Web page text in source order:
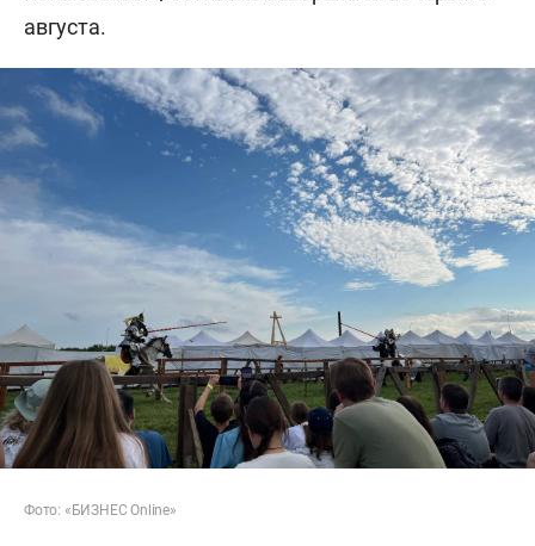
августа.
Фото: «БИЗНЕС Online»